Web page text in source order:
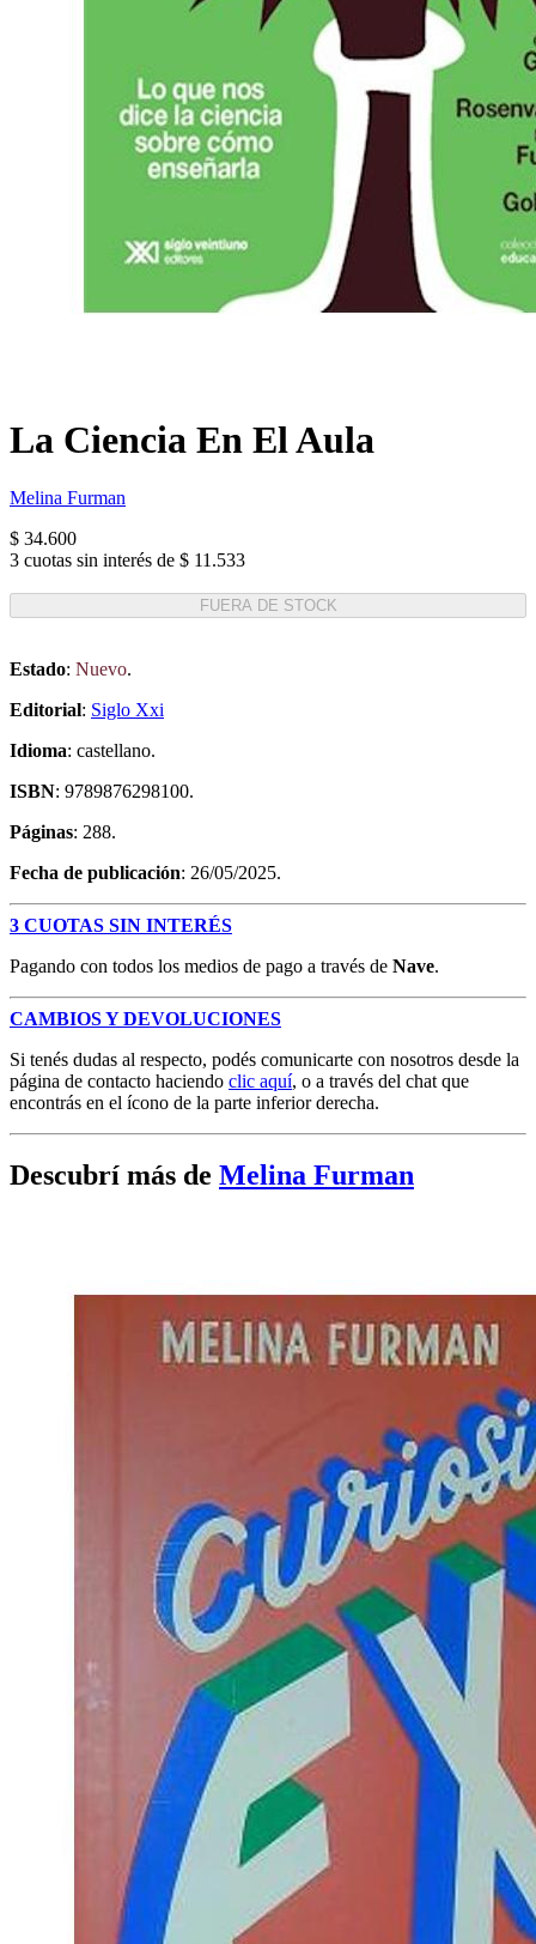
La Ciencia En El Aula
Melina Furman
$ 34.600
3 cuotas sin interés de $ 11.533
FUERA DE STOCK
Estado: Nuevo.
Editorial: Siglo Xxi
Idioma: castellano.
ISBN: 9789876298100.
Páginas: 288.
Fecha de publicación: 26/05/2025.
3 CUOTAS SIN INTERÉS
Pagando con todos los medios de pago a través de Nave.
CAMBIOS Y DEVOLUCIONES
Si tenés dudas al respecto, podés comunicarte con nosotros desde la
página de contacto haciendo clic aquí, o a través del chat que
encontrás en el ícono de la parte inferior derecha.
Descubrí más de Melina Furman